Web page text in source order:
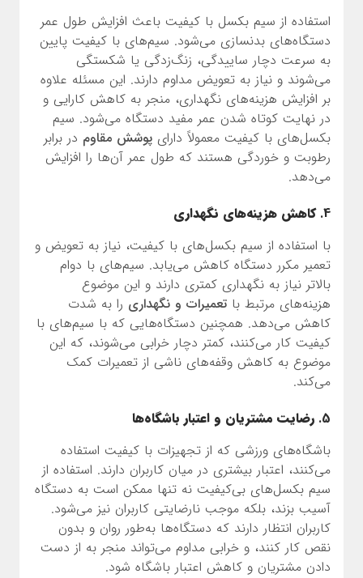
استفاده از سیم بکسل با کیفیت باعث افزایش طول عمر
دستگاه‌های بدنسازی می‌شود. سیم‌های با کیفیت پایین
به سرعت دچار ساییدگی، زنگ‌زدگی یا شکستگی
می‌شوند و نیاز به تعویض مداوم دارند. این مسئله علاوه
بر افزایش هزینه‌های نگهداری، منجر به کاهش کارایی و
در نهایت کوتاه شدن عمر مفید دستگاه می‌شود. سیم
بکسل‌های با کیفیت معمولاً دارای پوشش مقاوم در برابر
رطوبت و خوردگی هستند که طول عمر آن‌ها را افزایش
می‌دهد.
4. کاهش هزینه‌های نگهداری
با استفاده از سیم بکسل‌های با کیفیت، نیاز به تعویض و
تعمیر مکرر دستگاه کاهش می‌یابد. سیم‌های با دوام
بالاتر نیاز به نگهداری کمتری دارند و این موضوع
هزینه‌های مرتبط با تعمیرات و نگهداری را به شدت
کاهش می‌دهد. همچنین دستگاه‌هایی که با سیم‌های با
کیفیت کار می‌کنند، کمتر دچار خرابی می‌شوند، که این
موضوع به کاهش وقفه‌های ناشی از تعمیرات کمک
می‌کند.
5. رضایت مشتریان و اعتبار باشگاه‌ها
باشگاه‌های ورزشی که از تجهیزات با کیفیت استفاده
می‌کنند، اعتبار بیشتری در میان کاربران دارند. استفاده از
سیم بکسل‌های بی‌کیفیت نه تنها ممکن است به دستگاه
آسیب بزند، بلکه موجب نارضایتی کاربران نیز می‌شود.
کاربران انتظار دارند که دستگاه‌ها به‌طور روان و بدون
نقص کار کنند، و خرابی مداوم می‌تواند منجر به از دست
دادن مشتریان و کاهش اعتبار باشگاه شود.